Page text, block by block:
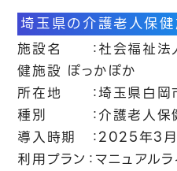
埼玉県の介護老人保健
施設名 ：社会福祉法
健施設 ぽっかぽか
所在地 ：埼玉県白岡
種別 ：介護老人保健
導入時期 ：2025年3月
利用プラン：マニュアルラ